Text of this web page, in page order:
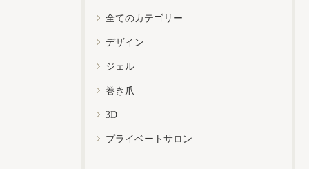
全てのカテゴリー
デザイン
ジェル
巻き爪
3D
プライベートサロン